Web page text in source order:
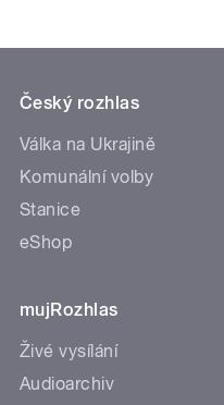
Český rozhlas
Válka na Ukrajině
Komunální volby
Stanice
eShop
mujRozhlas
Živé vysílání
Audioarchiv